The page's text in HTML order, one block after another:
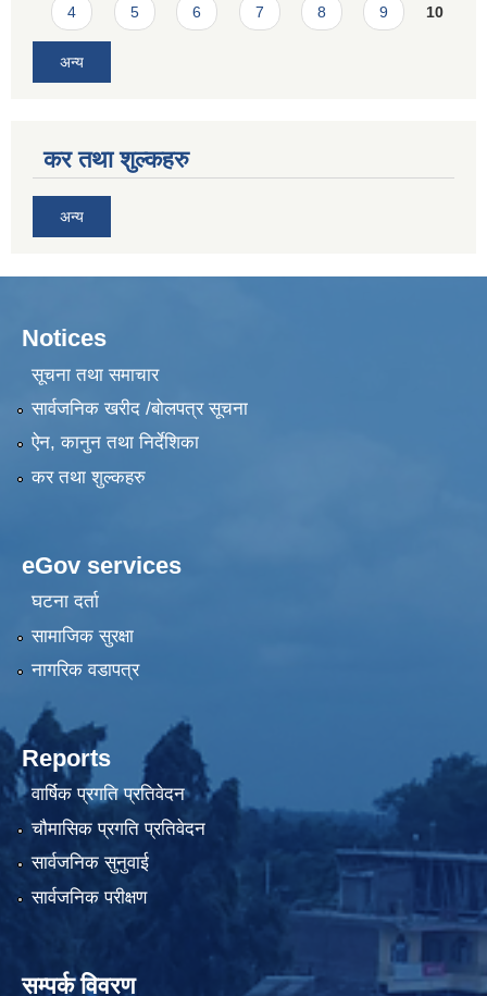
4 5 6 7 8 9 10
अन्य
कर तथा शुल्कहरु
अन्य
Notices
सूचना तथा समाचार
सार्वजनिक खरीद /बोलपत्र सूचना
ऐन, कानुन तथा निर्देशिका
कर तथा शुल्कहरु
eGov services
घटना दर्ता
सामाजिक सुरक्षा
नागरिक वडापत्र
Reports
वार्षिक प्रगति प्रतिवेदन
चौमासिक प्रगति प्रतिवेदन
सार्वजनिक सुनुवाई
सार्वजनिक परीक्षण
सम्पर्क विवरण